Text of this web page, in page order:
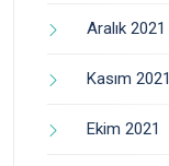
Aralık 2021
Kasım 2021
Ekim 2021